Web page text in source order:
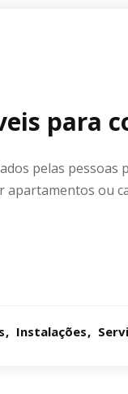
para
pelas pessoas
ou
Instalações